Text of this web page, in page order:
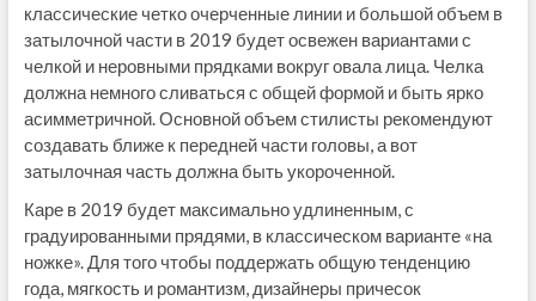
классические четко очерченные линии и большой объем в
затылочной части в 2019 будет освежен вариантами с
челкой и неровными прядками вокруг овала лица. Челка
должна немного сливаться с общей формой и быть ярко
асимметричной. Основной объем стилисты рекомендуют
создавать ближе к передней части головы, а вот
затылочная часть должна быть укороченной.
Каре в 2019 будет максимально удлиненным, с
градуированными прядями, в классическом варианте «на
ножке». Для того чтобы поддержать общую тенденцию
года, мягкость и романтизм, дизайнеры причесок